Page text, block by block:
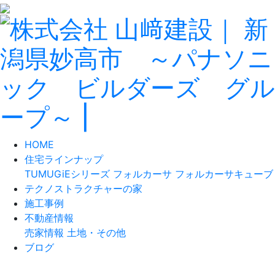
HOME
住宅ラインナップ
TUMUGiEシリーズ フォルカーサ フォルカーサキューブ
テクノストラクチャーの家
施工事例
不動産情報
売家情報 土地・その他
ブログ